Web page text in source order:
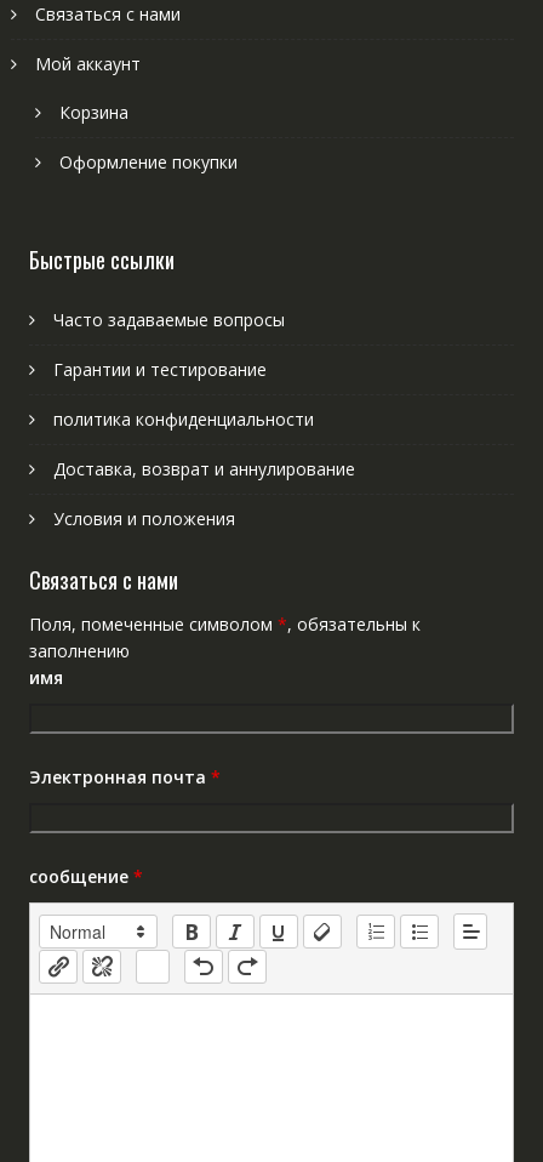
Связаться с нами
Мой аккаунт
Корзина
Оформление покупки
Быстрые ссылки
Часто задаваемые вопросы
Гарантии и тестирование
политика конфиденциальности
Доставка, возврат и аннулирование
Условия и положения
Связаться с нами
Поля, помеченные символом *, обязательны к
заполнению
имя
Электронная почта *
сообщение *